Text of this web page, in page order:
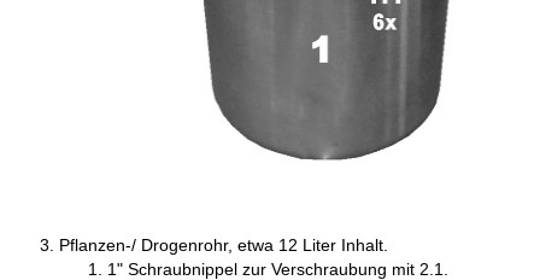
Pflanzen-/ Drogenrohr, etwa 12 Liter Inhalt.
1" Schraubnippel zur Verschraubung mit 2.1